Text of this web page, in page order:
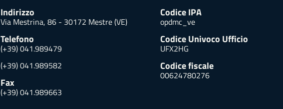
Indirizzo
Via Mestrina, 86 - 30172 Mestre (VE)
Telefono
(+39) 041.989479
(+39) 041.989582
Fax
(+39) 041.989663
Codice IPA
opdmc_ve
Codice Univoco Ufficio
UFX2HG
Codice fiscale
00624780276